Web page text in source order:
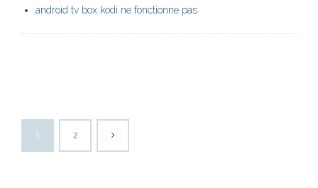
android tv box kodi ne fonctionne pas
1 2